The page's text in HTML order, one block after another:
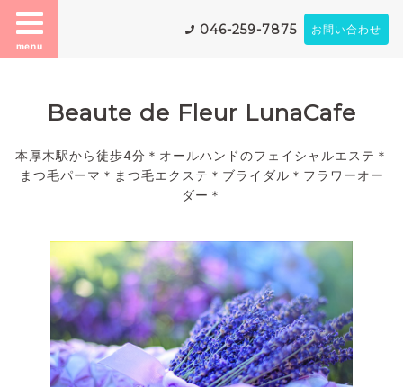
menu
046-259-7875 お問い合わせ
Beaute de Fleur LunaCafe
本厚木駅から徒歩4分＊オールハンドのフェイシャルエステ＊
まつ毛パーマ＊まつ毛エクステ＊ブライダル＊フラワーオー
ダー＊